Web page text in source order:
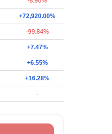
+72,920.00%
-99.84%
+7.47%
+6.55%
+16.28%
-